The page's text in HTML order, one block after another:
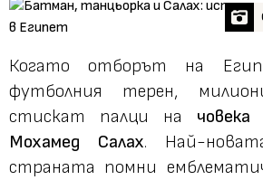
Когато отборът на
футболния терен,
стискат палци на
Мохамед Салах. Най-
страната помни